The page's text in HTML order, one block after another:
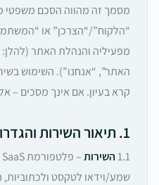
מסמך זה מהווה הסכם משפטי
“הלקוח”/“הצרכן” או
מפעיליה והנהלת האתר
האתר”, “אנחנו”). השימוש
קרא בעיון. אם אינך מסכים –
1. תיאור השירות והגדרות
1.1השירות
שמע/וידאו לטקסט ולכתוביות,